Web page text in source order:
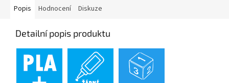
Popis Hodnocení Diskuze
Detailní popis produktu